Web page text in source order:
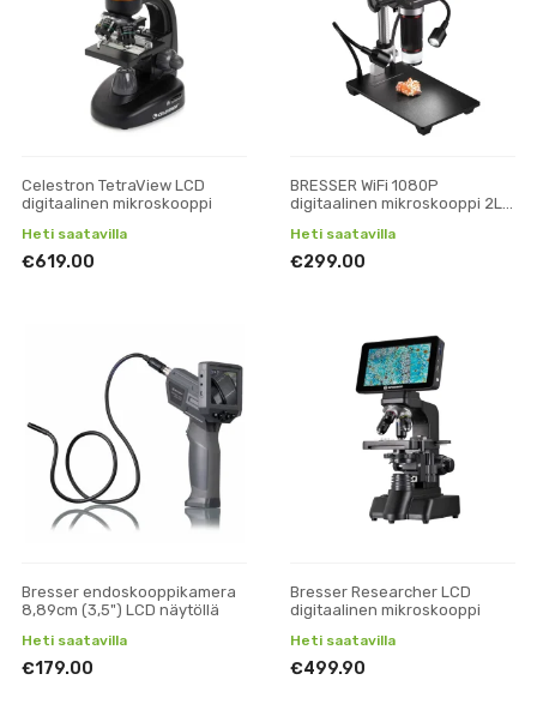
Celestron TetraView LCD
digitaalinen mikroskooppi
Heti saatavilla
€619.00
BRESSER WiFi 1080P
digitaalinen mikroskooppi 2L,
Heti saatavilla
€299.00
Bresser endoskooppikamera
8,89cm (3,5") LCD näytöllä
Heti saatavilla
€179.00
Bresser Researcher LCD
digitaalinen mikroskooppi
Heti saatavilla
€499.90